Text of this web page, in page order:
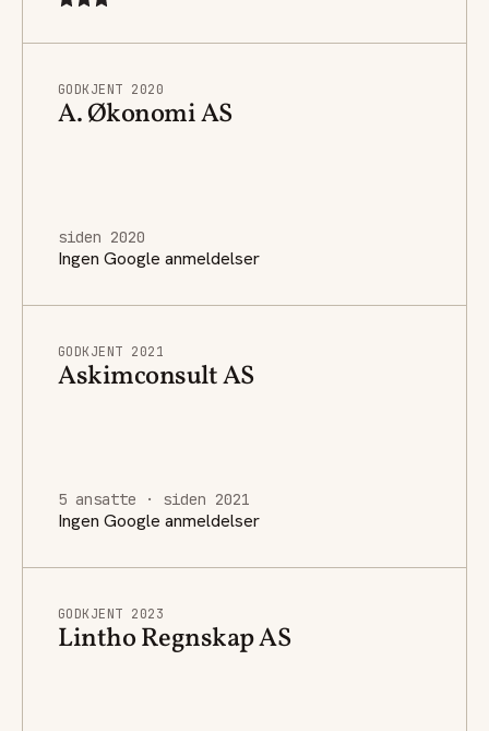
GODKJENT 2020
A. Økonomi AS
siden 2020
Ingen Google anmeldelser
GODKJENT 2021
Askimconsult AS
5 ansatte · siden 2021
Ingen Google anmeldelser
GODKJENT 2023
Lintho Regnskap AS